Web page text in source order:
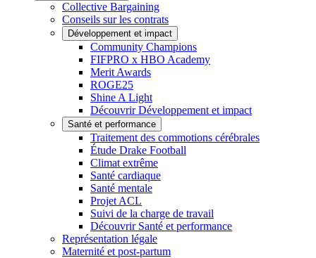
Collective Bargaining
Conseils sur les contrats
Développement et impact
Community Champions
FIFPRO x HBO Academy
Merit Awards
ROGE25
Shine A Light
Découvrir Développement et impact
Santé et performance
Traitement des commotions cérébrales
Étude Drake Football
Climat extrême
Santé cardiaque
Santé mentale
Projet ACL
Suivi de la charge de travail
Découvrir Santé et performance
Représentation légale
Maternité et post-partum